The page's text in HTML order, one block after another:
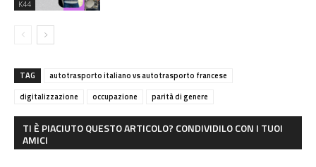
K44
TAG
autotrasporto italiano vs autotrasporto francese
digitalizzazione
occupazione parità di genere
TI È PIACIUTO QUESTO ARTICOLO? CONDIVIDILO CON I TUOI
AMICI